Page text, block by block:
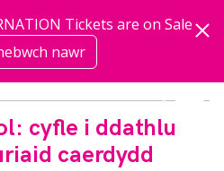
Tickets are on Sale
nawr
cyfle i ddathlu
caerdydd